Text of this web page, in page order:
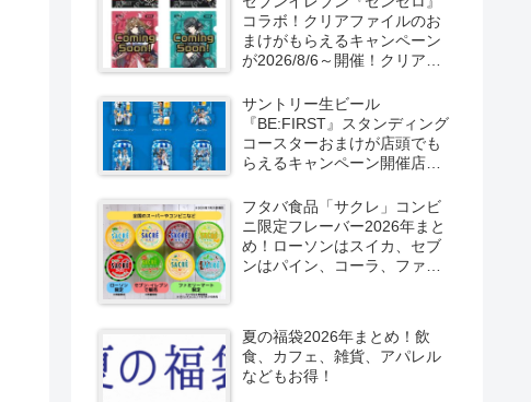
コラボ！クリアファイルのお
まけがもらえるキャンペーン
が2026/8/6～開催！クリアカ
売！
サントリー生ビール
『BE:FIRST』スタンディング
コースターおまけが店頭でも
らえるキャンペーン開催店は
定で6種類！見分け方！セブ
ン、ファミマ、ローソン、デ
イリーヤマザキ、ミニストッ
プなどで！クーラーバッグ
フタバ食品「サクレ」コンビ
ニ限定フレーバー2026年まと
め！ローソンはスイカ、セブ
ンはパイン、コーラ、ファミ
夏の福袋2026年まとめ！飲
食、カフェ、雑貨、アパレル
などもお得！